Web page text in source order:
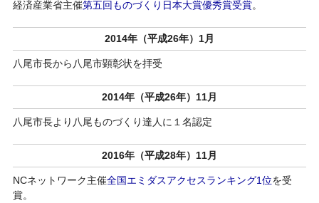
経済産業省主催第五回ものづくり日本大賞優秀賞受賞。
2014年（平成26年）1月
八尾市長から八尾市顕彰状を拝受
2014年（平成26年）11月
八尾市長より八尾ものづくり達人に１名認定
2016年（平成28年）11月
NCネットワーク主催全国エミダスアクセスランキング1位を受
賞。